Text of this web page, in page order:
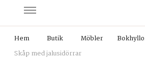
Hem Butik Möbler
Skåp med jalusidörrar